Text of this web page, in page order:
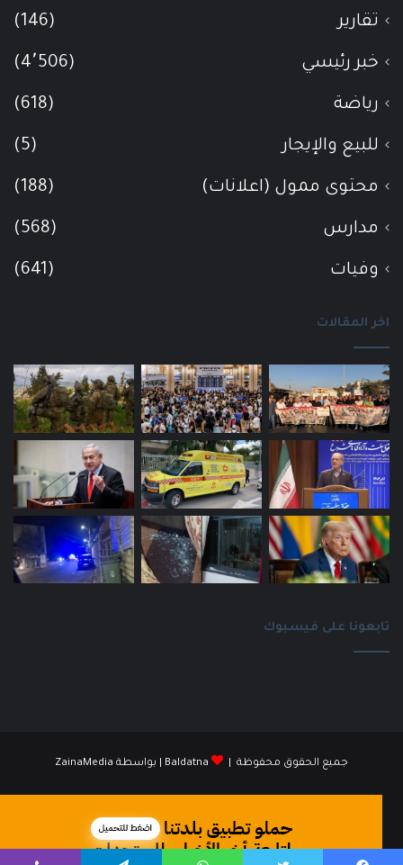
تقارير (146)
خبر رئيسي (4٬506)
رياضة (618)
للبيع والإيجار (5)
محتوى ممول (اعلانات) (188)
مدارس (568)
وفيات (641)
اخر المقالات
تابعونا على فيسبوك
جميع الحقوق محفوظة | Baldatna | بواسطة ZainaMedia